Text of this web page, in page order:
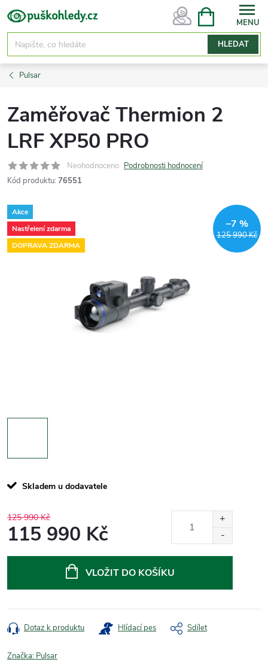
Přejít
na
obsah
HLEDAT
NÁKUPNÍ
Pulsar
Zaměřovač Thermion 2
LRF XP50 PRO
Neohodnoceno Podrobnosti hodnocení
Kód produktu: 76551
Akce
Nastřelení zdarma
DOPRAVA ZDARMA
125 990 Kč
–7 %
Skladem u dodavatele
125 990 Kč
115 990 Kč
VLOŽIT DO KOŠÍKU
Dotaz k produktu Hlídací pes Sdílet
Značka: Pulsar